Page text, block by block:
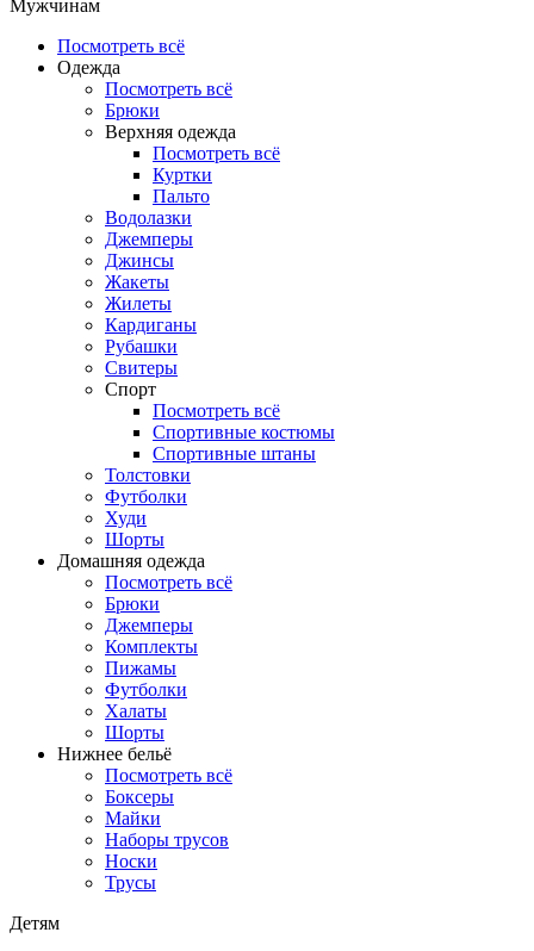
Мужчинам
Посмотреть всё
Одежда
Посмотреть всё
Брюки
Верхняя одежда
Посмотреть всё
Куртки
Пальто
Водолазки
Джемперы
Джинсы
Жакеты
Жилеты
Кардиганы
Рубашки
Свитеры
Спорт
Посмотреть всё
Спортивные костюмы
Спортивные штаны
Толстовки
Футболки
Худи
Шорты
Домашняя одежда
Посмотреть всё
Брюки
Джемперы
Комплекты
Пижамы
Футболки
Халаты
Шорты
Нижнее бельё
Посмотреть всё
Боксеры
Майки
Наборы трусов
Носки
Трусы
Детям